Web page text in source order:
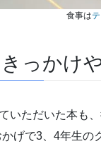
食事は
っかけ
いただいた本も
げで3、4年生